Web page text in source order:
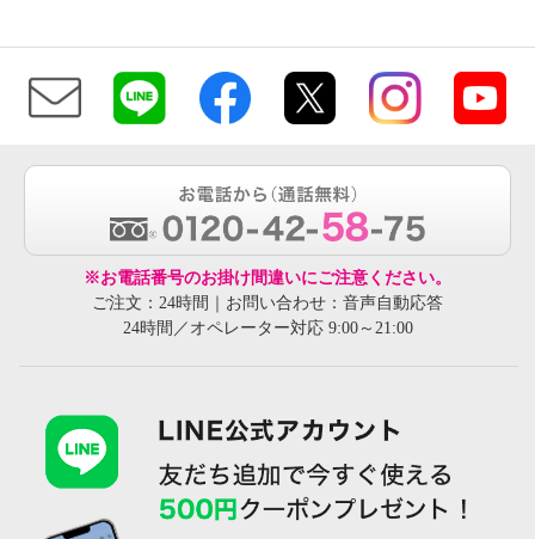
※お電話番号のお掛け間違いにご注意ください。
ご注文：24時間｜お問い合わせ：音声自動応答
24時間／オペレーター対応 9:00～21:00